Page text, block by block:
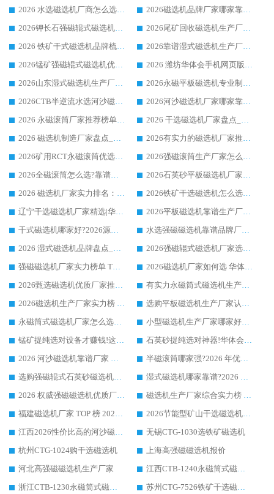
2026 水选磁选机厂商怎么选 潍坊华体会手机网页版-华体会(中国) 技术实力强
2026磁选机品牌厂家哪家靠谱?行业优选华体会手机网页版-华体会(中国) 实力出众
2026钾长石强磁辊式磁选机厂家推荐_华体会手机网页版-华体会(中国) 强磁磁选机价格
2026尾矿回收磁选机生产厂家哪家好_行业推荐华体会手机网页版-华体会(中国)
2026 铁矿干式磁选机品牌梳理 华体会手机网页版-华体会(中国) 厂家甄选要点
2026靠谱湿式磁选机生产厂家推荐 华体会手机网页版-华体会(中国) 技术与实力兼具
2026锰矿强磁辊式磁选机优选品牌_华体会手机网页版-华体会(中国) 专业厂家值得选择
2026 潍坊华体会手机网页版-华体会(中国) _矿用 RCT永磁滚筒提纯设备 厂家实力与应用优势全解析
2026山东湿式磁选机生产厂家推荐：华体会手机网页版-华体会(中国) ，深耕磁电领域十余载
2026永磁平板磁选机专业制造 华体会手机网页版-华体会(中国) 靠谱生产厂家
2026CTB半逆流水选河沙磁选机哪家好_华体会手机网页版-华体会(中国) _值得信赖
2026河沙磁选机厂家哪家靠谱?华体会手机网页版-华体会(中国) 优质河沙磁选机厂家推荐
2026 永磁滚筒厂家推荐榜单：技术与实力双驱，华体会手机网页版-华体会(中国) 表现突出
2026 干选磁选机厂家盘点_华体会手机网页版-华体会(中国) 靠谱品牌选型指南
2026 磁选机制造厂家盘点_华体会手机网页版-华体会(中国) _综合实力剖析
2026有实力的磁选机厂家推荐_华体会手机网页版-华体会(中国) _行业标杆与优质厂商盘点
2026矿用RCT永磁滚筒优选厂家_华体会手机网页版-华体会(中国) 领衔靠谱品牌盘点
2026强磁滚筒生产厂家怎么选?行业口碑推荐华体会手机网页版-华体会(中国)
2026全磁滚筒怎么选?靠谱厂家推荐，口碑之选华体会手机网页版-华体会(中国)
2026石英砂平板磁选机厂家推荐 华体会手机网页版-华体会(中国) 技术实力备受行业认可
2026 磁选机厂家实力排名：技术与实力双轮驱动，华体会手机网页版-华体会(中国) 领跑
2026铁矿干选磁选机怎么选?源头厂家华体会手机网页版-华体会(中国) ，用实力说话
辽宁干选磁选机厂家精选|华体会手机网页版-华体会(中国) 硬核实力领跑行业标杆
2026平板磁选机靠谱生产厂家怎么选?行业标杆华体会手机网页版-华体会(中国) ，凭硬实力脱颖而出
干式磁选机哪家好?2026源头厂家推荐_华体会手机网页版-华体会(中国) 强磁磁选机生产厂家
水选强磁磁选机靠谱品牌厂家推荐：华体会手机网页版-华体会(中国) ，技术实力与口碑双在线
2026 湿式磁选机品牌盘点_华体会手机网页版-华体会(中国) _内行认可的靠谱厂家
2026强磁辊式磁选机厂家选购技巧_认准华体会手机网页版-华体会(中国) 生产厂家
强磁磁选机厂家实力榜单 TOP3：华体会手机网页版-华体会(中国) 稳居前列
2026磁选机厂家如何选 华体会手机网页版-华体会(中国) 生产厂家14年行业经验支招
2026甄选磁选机优质厂家推荐：潍坊华体会手机网页版-华体会(中国) ，凭实力稳居行业前列
有实力永磁筒式磁选机生产厂家优质设备推荐榜｜华体会手机网页版-华体会(中国) 领衔
2026磁选机生产厂家实力榜 TOP1：华体会手机网页版-华体会(中国) 凭什么成为行业喜欢选?
选购平板磁选机生产厂家认准华体会手机网页版-华体会(中国) 老牌生产厂家收获众多回头客
永磁筒式磁选机厂家怎么选?14 年老厂华体会手机网页版-华体会(中国) 凭实力出圈，这 5 大优势太圈粉
小型磁选机生产厂家哪家好?2026 年实测推荐，华体会手机网页版-华体会(中国) 十年口碑厂值得闭眼入
锰矿提纯选对设备才赚钱!这家临朐厂家的强磁辊磁选机凭啥成行业标杆?
石英砂提纯选对神器!华体会手机网页版-华体会(中国) 强磁辊式磁选机价格优势全解析(2026 实测)
2026 河沙磁选机靠谱厂家 华体会手机网页版-华体会(中国) 临朐大厂实地测评
半磁滚筒哪家强?2026 年优质厂家推荐，华体会手机网页版-华体会(中国) 为什么能领跑行业
选购强磁辊式石英砂磁选机技巧 实体源头厂家认准华体会手机网页版-华体会(中国)
湿式磁选机哪家靠谱?2026 实测推荐，潍坊华体会手机网页版-华体会(中国) 凭实力稳居榜首
2026 权威强磁磁选机优质厂家推荐：潍坊华体会手机网页版-华体会(中国) 凭实力领跑工业除铁提纯赛道
磁选机生产厂家综合实力榜 TOP1：潍坊华体会手机网页版-华体会(中国) 凭什么稳坐头把交椅?
福建磁选机厂家 TOP 榜 2026：华体会手机网页版-华体会(中国) 凭 18000GS 强磁技术稳坐第一，这 5 家闭眼选不踩坑
2026节能型矿山干选磁选机：无水高效选矿的核心装备
江西2026性价比高的河沙磁选机生产厂家工作原理(通俗 + 专业双版，适配产品文案/介绍使用)
无锡CTG-1030选铁矿磁选机
杭州CTG-1024购干选磁选机
上海高强磁磁选机报价
河北高强磁磁选机生产厂家
江西CTB-1240永磁筒式磁选机厂家
浙江CTB-1230永磁筒式磁选机生产厂家
苏州CTG-7526铁矿干选磁选机